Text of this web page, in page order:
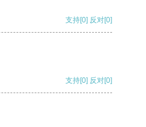
支持[0] 反对[0]
支持[0] 反对[0]